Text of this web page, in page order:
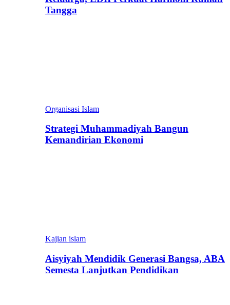
Tangga
Organisasi Islam
Strategi Muhammadiyah Bangun
Kemandirian Ekonomi
Kajian islam
Aisyiyah Mendidik Generasi Bangsa, ABA
Semesta Lanjutkan Pendidikan